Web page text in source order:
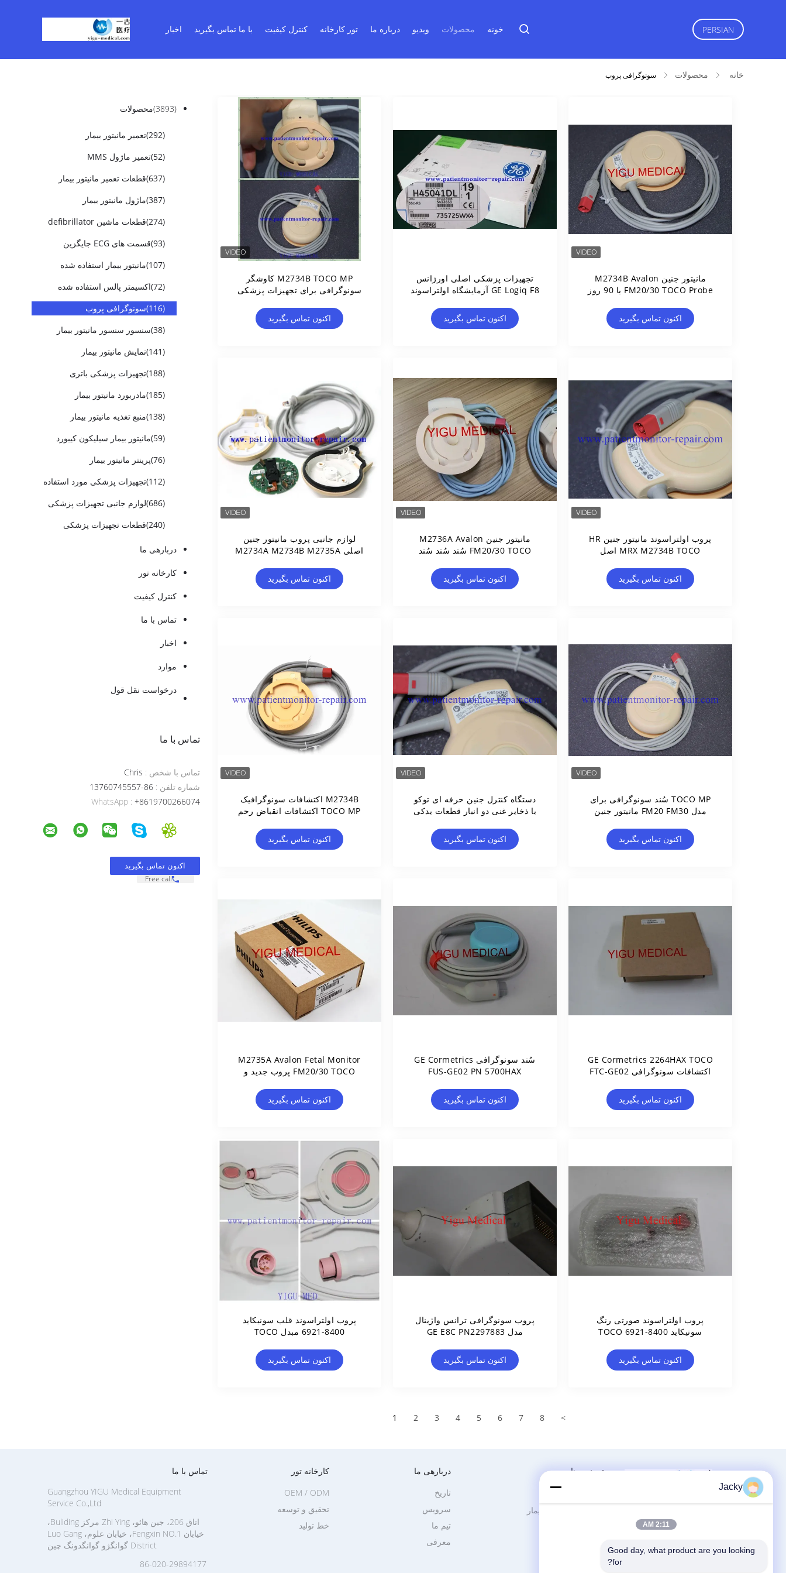
خونه محصولات ویدیو درباره ما تور کارخانه کنترل کیفیت با ما تماس بگیرید اخبار PERSIAN
خانه محصولات سونوگرافی پروب
محصولات (3893)
تعمیر مانیتور بیمار
(292)
تعمیر ماژول MMS
(52)
قطعات تعمیر مانیتور بیمار
(637)
ماژول مانیتور بیمار
(387)
قطعات ماشین defibrillator
(274)
قسمت های ECG جایگزین
(93)
مانیتور بیمار استفاده شده
(107)
اکسیمتر پالس استفاده شده
(72)
سونوگرافی پروب
(116)
سنسور سنسور مانیتور بیمار
(38)
نمایش مانیتور بیمار
(141)
تجهیزات پزشکی باتری
(188)
مادربورد مانیتور بیمار
(185)
منبع تغذیه مانیتور بیمار
(138)
مانیتور بیمار سیلیکون کیبورد
(59)
پرینتر مانیتور بیمار
(76)
تجهیزات پزشکی مورد استفاده
(112)
لوازم جانبی تجهیزات پزشکی
(686)
قطعات تجهیزات پزشکی
(240)
دربارهی ما
کارخانه تور
کنترل کیفیت
تماس با ما
اخبار
موارد
درخواست نقل قول
تماس با ما
تماس با شخص :
شماره تلفن :
WhatsApp : +8619700266074
Free call
M2734B TOCO MP کاوشگر
سونوگرافی برای تجهیزات پزشکی
اکنون تماس بگیرید
تجهیزات پزشکی اصلی اورژانس
GE Logiq F8 آزمایشگاه اولتراسوند
اکنون تماس بگیرید
مانیتور جنین M2734B Avalon
FM20/30 TOCO Probe با 90 روز
اکنون تماس بگیرید
لوازم جانبی پروب مانیتور جنین
اصلی M2734A M2734B M2735A
اکنون تماس بگیرید
مانیتور جنین M2736A Avalon
FM20/30 TOCO سُند سُند سُند
سُند سُند سُند سُند سُند سُند سُند
سُند سُند سُند سُند سُند سُند سُند
سُند سُند سُند سُند سُند سُند سُند
سُند سُند سُند سُند سُند سُند سُند
سُند سُند سُند سُند سُند سُند سُند
سُند سُند سُند سُند سُند سُند سُ
اکنون تماس بگیرید
پروب اولتراسوند مانیتور جنین HR
MRX M2734B TOCO اصل
اکنون تماس بگیرید
M2734B اکتشافات سونوگرافیک
TOCO MP اکتشافات انقباض رحم
اکنون تماس بگیرید
دستگاه کنترل جنین حرفه ای توکو
با ذخایر غنی دو انبار قطعات یدکی
اکنون تماس بگیرید
TOCO MP سُند سونوگرافی برای
مدل FM20 FM30 مانیتور جنین
اکنون تماس بگیرید
M2735A Avalon Fetal Monitor
FM20/30 TOCO پروب جدید و
اکنون تماس بگیرید
سُند سونوگرافی GE Cormetrics
FUS-GE02 PN 5700HAX
اکنون تماس بگیرید
GE Cormetrics 2264HAX TOCO
اکتشافات سونوگرافی FTC-GE02
اکنون تماس بگیرید
پروب اولتراسوند قلب سونیکاید
8400-6921 مبدل TOCO
اکنون تماس بگیرید
پروب سونوگرافی ترانس واژینال
مدل GE E8C PN2297883
اکنون تماس بگیرید
پروب اولتراسوند صورتی رنگ
سونیکاید 8400-6921 TOCO
اکنون تماس بگیرید
1 2 3 4 5 6 7 8 >
شرکت خدمات تجهیزات پزشکی
گوانگژو YIGU ---
مهندسان دارای 12 سال تجربه
نگهداری هستند تلفن / واتساپ /
وِچات: +86 13760745557 / +86
دسته بندی ها
قطعات تعمیر مانیتور بیمار
دربارهی ما
معرفی
تاریخ
سرویس
تیم ما
کارخانه تور
خط تولید
OEM / ODM
تحقیق و توسعه
تماس با ما
Guangzhou YIGU Medical Equipment
Service Co.,Ltd
اتاق 206، جین هائو، Zhi Ying مرکز Buliding،
خیابان Fengxin NO.1، خیابان علوم، Luo Gang
District گوانگژو گوانگدونگ چین
86-020-29894177
Jacky
2:11 AM
Good day, what product are you looking
for?